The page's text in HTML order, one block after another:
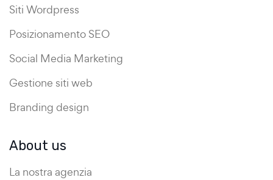
Siti Wordpress
Posizionamento SEO
Social Media Marketing
Gestione siti web
Branding design
About us
La nostra agenzia